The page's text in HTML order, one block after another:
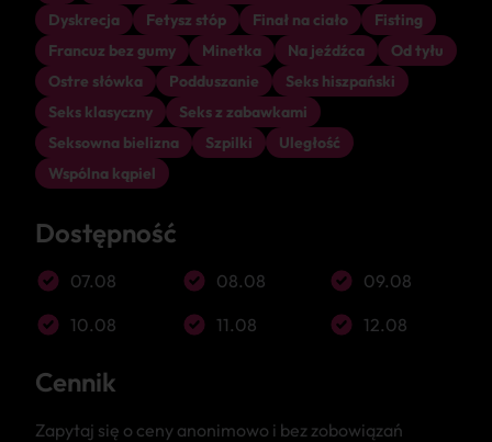
Dyskrecja
Fetysz stóp Finał na ciało
Fisting
Francuz bez gumy
Minetka Na jeźdźca
Od tyłu
Ostre słówka
Podduszanie
Seks hiszpański
Seks klasyczny
Seks z zabawkami
Seksowna bielizna
Szpilki
Uległość
Wspólna kąpiel
Dostępność
07.08 08.08
09.08
10.08
11.08 12.08
Cennik
Zapytaj się o ceny anonimowo i bez zobowiązań